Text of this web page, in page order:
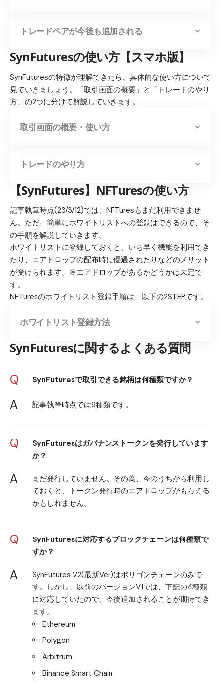
トレードペアが今後も追加される
SynFuturesの使い方【スマホ版】
SynFuturesの特徴が理解できたら、具体的な使い方について
見ていきましょう。「取引画面の概要」と「トレードのやり
方」の2つに分けて解説していきます。
取引画面の概要・使い方
トレードのやり方
【SynFutures】NFTuresの使い方
記事執筆時点(23/3/12)では、 NFTuresもまだ利用できませ
ん。ただ、簡単にホワイトリストへの登録はできるので、そ
の手順を解説していきます。
ホワイトリストに登録しておくと、いち早く機能を利用でき
たり、エアドロップの配布時に優遇されたりなどのメリット
が受けられます。※エアドロップがあるかどうかは未定で
す。
NFTuresのホワイトリスト登録手順は、以下の2STEPです。
ホワイトリスト登録方法
SynFuturesに関するよくある質問
Q SynFuturesで取引できる銘柄は何種類ですか？
A 記事執筆時点では9種類です。
Q
SynFuturesはガバナンストークンを発行しています
か？
A
まだ発行していません。その為、今のうちから利用し
ておくと、トークン発行時のエアドロップがもらえる
かもしれません。
Q
SynFuturesに対応するブロックチェーンは何種類で
すか？
A
SynFutures V2(最新Ver)はポリゴンチェーンのみで
す。しかし、以前のバージョンV1では、下記の4種類
に対応していたので、今後追加されることが期待でき
ます。
Ethereum
Polygon
Arbitrum
Binance Smart Chain